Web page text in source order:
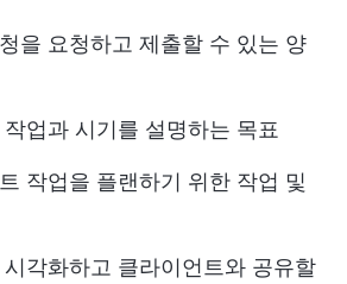
을 요청하고 제출할 수 있는 양
업과 시기를 설명하는 목표
작업을 플랜하기 위한 작업 및
각화하고 클라이언트와 공유할